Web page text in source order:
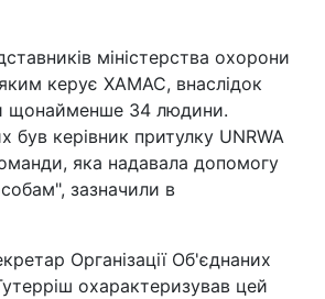
міністерства охорони
керує ХАМАС, внаслідок
щонайменше 34 людини.
був керівник притулку UNRWA
яка надавала допомогу
зазначили в
Організації Об'єднаних
охарактеризував цей